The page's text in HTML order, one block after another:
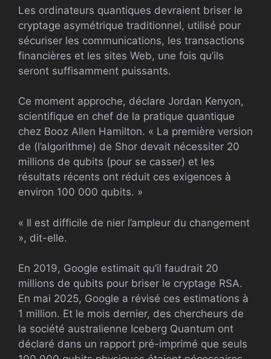
Les ordinateurs quantiques devraient briser le
cryptage asymétrique traditionnel, utilisé pour
sécuriser les communications, les transactions
financières et les sites Web, une fois qu’ils
seront suffisamment puissants.
Ce moment approche, déclare Jordan Kenyon,
scientifique en chef de la pratique quantique
chez Booz Allen Hamilton. « La première version
de (l’algorithme) de Shor devait nécessiter 20
millions de qubits (pour se casser) et les
résultats récents ont réduit ces exigences à
environ 100 000 qubits. »
« Il est difficile de nier l’ampleur du changement
», dit-elle.
En 2019, Google estimait qu’il faudrait 20
millions de qubits pour briser le cryptage RSA.
En mai 2025, Google a révisé ces estimations à
1 million. Et le mois dernier, des chercheurs de
la société australienne Iceberg Quantum ont
déclaré dans un rapport pré-imprimé que seuls